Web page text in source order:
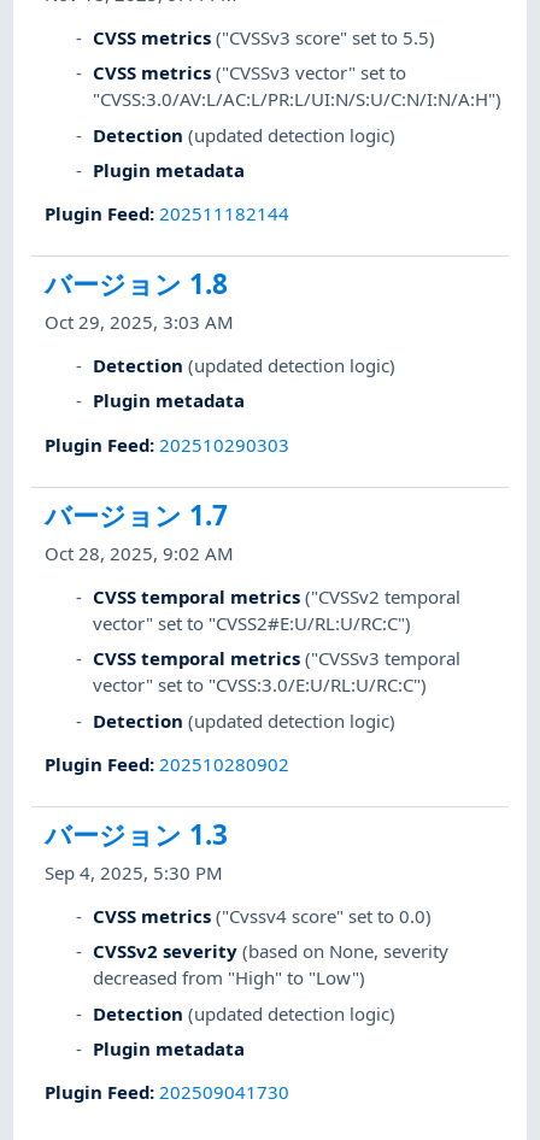
CVSS metrics ("CVSSv3 score" set to 5.5)
CVSS metrics ("CVSSv3 vector" set to
"CVSS:3.0/AV:L/AC:L/PR:L/UI:N/S:U/C:N/I:N/A:H")
Detection (updated detection logic)
Plugin metadata
Plugin Feed: 202511182144
バージョン 1.8
Oct 29, 2025, 3:03 AM
Detection (updated detection logic)
Plugin metadata
Plugin Feed: 202510290303
バージョン 1.7
Oct 28, 2025, 9:02 AM
CVSS temporal metrics ("CVSSv2 temporal
vector" set to "CVSS2#E:U/RL:U/RC:C")
CVSS temporal metrics ("CVSSv3 temporal
vector" set to "CVSS:3.0/E:U/RL:U/RC:C")
Detection (updated detection logic)
Plugin Feed: 202510280902
バージョン 1.3
Sep 4, 2025, 5:30 PM
CVSS metrics ("Cvssv4 score" set to 0.0)
CVSSv2 severity (based on None, severity
decreased from "High" to "Low")
Detection (updated detection logic)
Plugin metadata
Plugin Feed: 202509041730